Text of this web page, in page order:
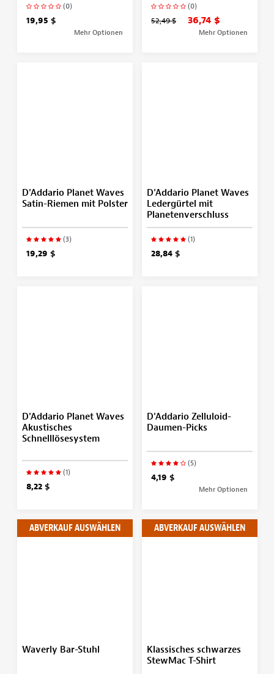
(0)
19,95 $
Mehr Optionen
(0)
52,49 $ 36,74 $
Mehr Optionen
D'Addario Planet Waves
Satin-Riemen mit Polster
(3)
19,29 $
D'Addario Planet Waves
Ledergürtel mit
Planetenverschluss
(1)
28,84 $
D'Addario Planet Waves
Akustisches
Schnelllösesystem
(1)
8,22 $
D'Addario Zelluloid-
Daumen-Picks
(5)
4,19 $
Mehr Optionen
ABVERKAUF AUSWÄHLEN
Waverly Bar-Stuhl
ABVERKAUF AUSWÄHLEN
Klassisches schwarzes
StewMac T-Shirt